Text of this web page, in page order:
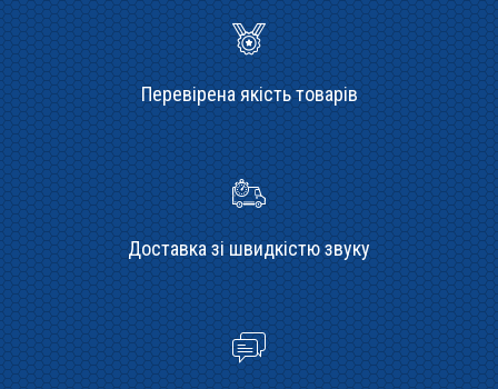
Перевірена якість товарів
Доставка зі швидкістю звуку